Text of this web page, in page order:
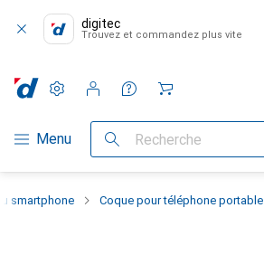
digitec
Trouvez et commandez plus vite
Navigation par catégorie
Menu Recherche
Paramètres
Compte client
Listes de comparaison
Listes d'envies
Panier
smartphone Coque pour téléphone portable